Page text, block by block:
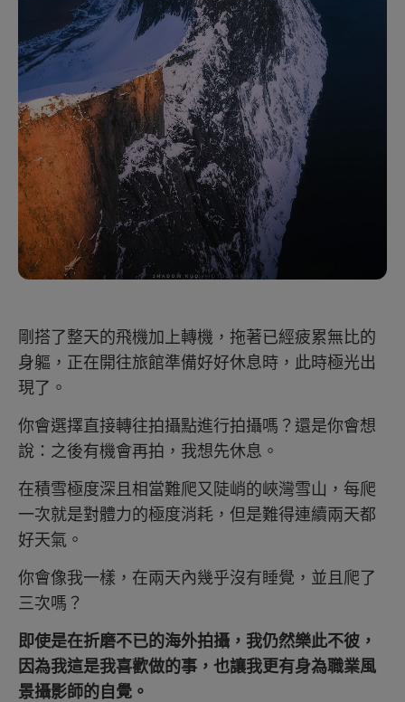
剛搭了整天的飛機加上轉機，拖著已經疲累無比的
身軀，正在開往旅館準備好好休息時，此時極光出
現了。
你會選擇直接轉往拍攝點進行拍攝嗎？還是你會想
說：之後有機會再拍，我想先休息。
在積雪極度深且相當難爬又陡峭的峽灣雪山，每爬
一次就是對體力的極度消耗，但是難得連續兩天都
好天氣。
你會像我一樣，在兩天內幾乎沒有睡覺，並且爬了
三次嗎？
即使是在折磨不已的海外拍攝，我仍然樂此不彼，
因為我這是我喜歡做的事，也讓我更有身為職業風
景攝影師的自覺。